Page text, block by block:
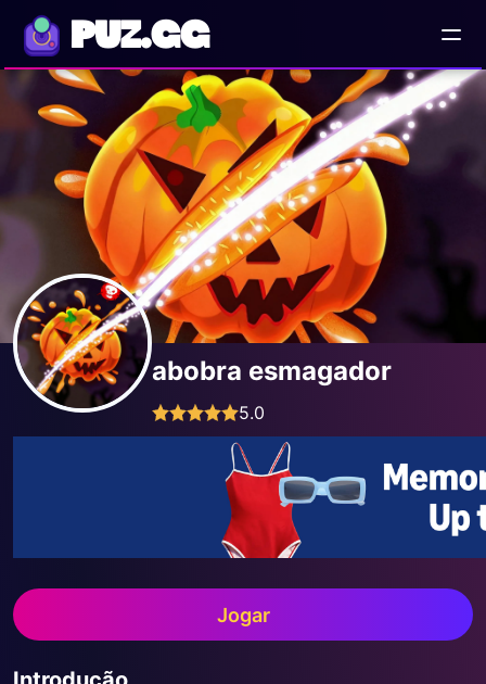
PUZ.GG
abobra esmagador
5.0
Jogar